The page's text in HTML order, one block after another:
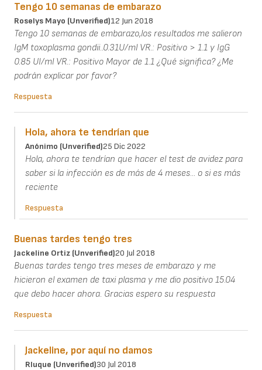
Tengo 10 semanas de embarazo
Roselys Mayo (unverified)12 Jun 2018
Tengo 10 semanas de embarazo,los resultados me salieron
IgM toxoplasma gondii..0.31U/ml VR.: Positivo > 1.1 y IgG
0.85 UI/ml VR.: Positivo Mayor de 1.1 ¿Qué significa? ¿Me
podrán explicar por favor?
Respuesta
Hola, ahora te tendrían que
Anónimo (unverified)25 Dic 2022
Hola, ahora te tendrían que hacer el test de avidez para
saber si la infección es de más de 4 meses... o si es más
reciente
Respuesta
Buenas tardes tengo tres
Jackeline Ortiz (unverified)20 Jul 2018
Buenas tardes tengo tres meses de embarazo y me
hicieron el examen de taxi plasma y me dio positivo 15.04
que debo hacer ahora. Gracias espero su respuesta
Respuesta
Jackeline, por aquí no damos
Rluque (unverified)30 Jul 2018